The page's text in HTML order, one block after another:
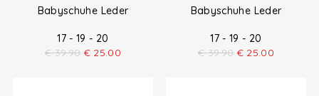
Babyschuhe Leder
17 - 19 - 20
€ 39.90 € 25.00
Babyschuhe Leder
17 - 19 - 20
€ 39.90 € 25.00